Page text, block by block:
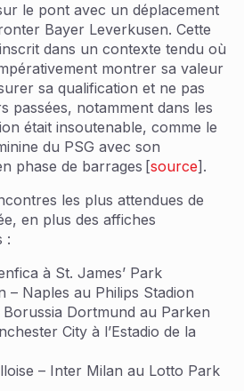
le pont avec un déplacement
Bayer Leverkusen. Cette
dans un contexte tendu où
montrer sa valeur
sa qualification et ne pas
passées, notamment dans les
était insoutenable, comme le
du PSG avec son
phase de barrages [source].
les plus attendues de
en plus des affiches
:
à St. James’ Park
– Naples au Philips Stadion
Borussia Dortmund au Parken
City à l’Estadio de la
– Inter Milan au Lotto Park